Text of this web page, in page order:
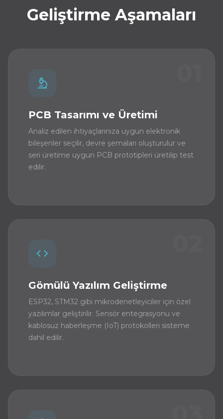
Geliştirme Aşamaları
PCB Tasarımı ve Üretimi
Analiz edilen ihtiyaçlarınıza uygun elektronik
bileşenler seçilir, devre şemaları oluşturulur ve
seri üretime uygun PCB prototipleri üretilip test
edilir.
Gömülü Yazılım Geliştirme
ESP32, STM32 gibi mikrodenetleyiciler için özel
yazılımlar geliştirilir. Sensör entegrasyonu ve
kablosuz haberleşme (IoT) protokolleri sisteme
dahil edilir.